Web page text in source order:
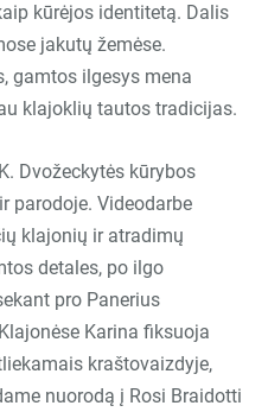
kūrėjos identitetą. Dalis
jakutų žemėse.
gamtos ilgesys mena
klajoklių tautos tradicijas.
Dvožeckytės kūrybos
parodoje. Videodarbe
klajonių ir atradimų
detales, po ilgo
pro Panerius
Karina fiksuoja
kraštovaizdyje,
nuorodą į Rosi Braidotti